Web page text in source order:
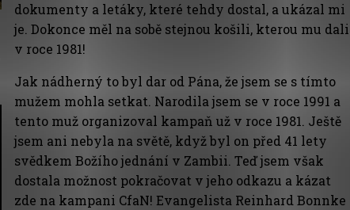
dokumenty a letáky, které tehdy dostal, a ukázal mi
je. Dokonce měl na sobě stejnou košili, kterou mu dali
v roce 1981!
Jak nádherný to byl dar od Pána, že jsem se s tímto
mužem mohla setkat. Narodila jsem se v roce 1991 a
tento muž organizoval kampaň už v roce 1981. Ještě
jsem ani nebyla na světě, když byl on před 41 lety
svědkem Božího jednání v Zambii. Teď jsem však
dostala možnost pokračovat v jeho odkazu a kázat
zde na kampani CfaN! Evangelista Reinhard Bonnke